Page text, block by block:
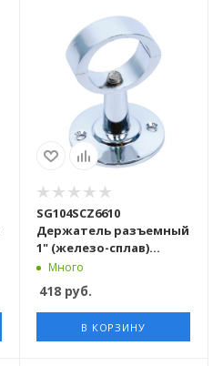
SG104SCZ6610
Держатель разъемный
1" (железо-сплав)
хромированный 100
шт/кор
Много
418руб.
В КОРЗИНУ